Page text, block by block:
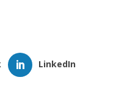
LinkedIn